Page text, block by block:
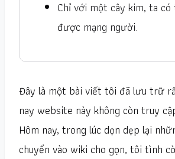
Chỉ với một cây kim, ta
được mạng người.
Đây là một bài viết tôi đã lưu trữ
nay website này không còn truy
Hôm nay, trong lúc dọn dẹp lại
chuyển vào wiki cho gọn, tôi tình